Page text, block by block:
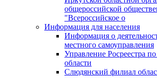
общероссийской
"Всероссийское о
Информация для населения
Информация о
местного самоуправления
Управление Росреестра
области
Слюдянский филиал